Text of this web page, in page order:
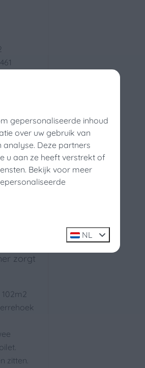
met
zorgt
zitten.
gepersonaliseerde inhoud
over uw gebruik van
Deze partners
u aan ze heeft verstrekt of
Bekijk voor meer
NL